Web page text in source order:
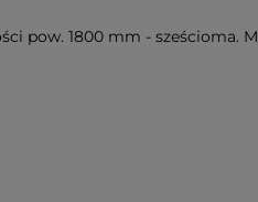
pow. 1800 mm - sześcioma.